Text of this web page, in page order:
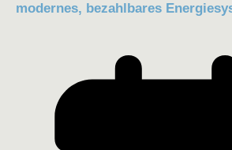
modernes, bezahlbares